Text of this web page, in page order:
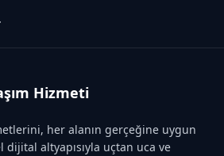
Hizmeti
her alanın gerçeğine uygun
altyapısıyla uçtan uca ve